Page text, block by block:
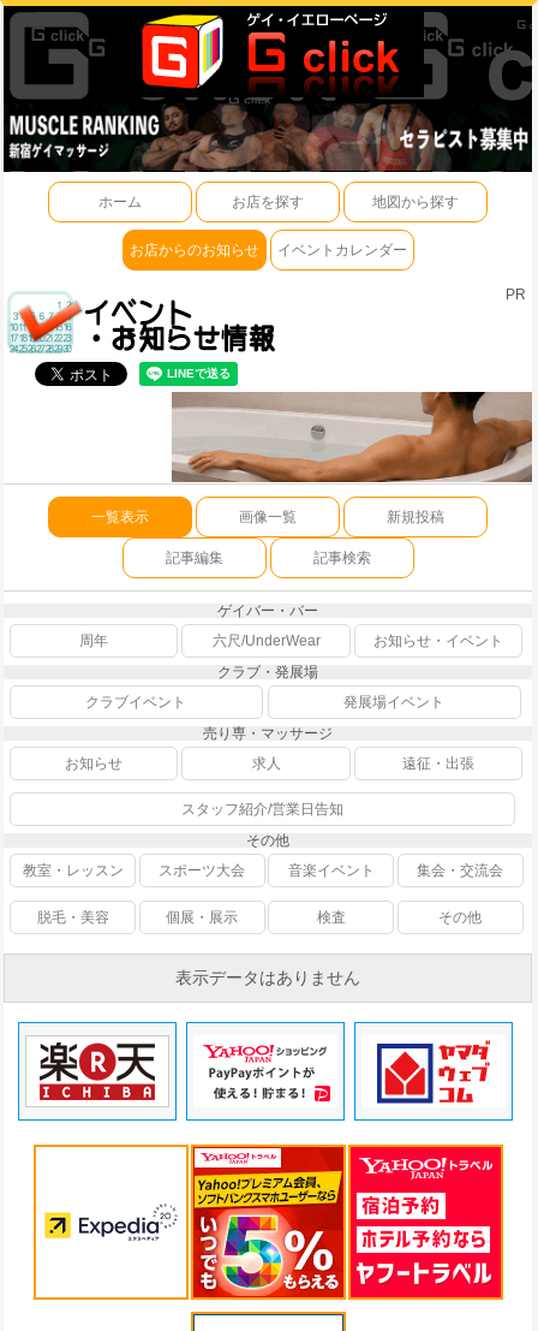
ホーム お店を探す 地図から探す
お店からのお知らせ イベントカレンダー
PR
一覧表示 画像一覧 新規投稿
記事編集 記事検索
ゲイバー・バー
周年
六尺/UnderWear
お知らせ・イベント
クラブ・発展場
クラブイベント
発展場イベント
売り専・マッサージ
お知らせ
求人 遠征・出張
スタッフ紹介/営業日告知
その他
教室・レッスン
スポーツ大会 音楽イベント 集会・交流会
脱毛・美容 個展・展示 検査 その他
表示データはありません